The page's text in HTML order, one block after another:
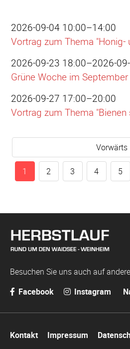
2026-09-04 10:00–14:00
Vortrag zum Thema "Honig-
2026-09-23 18:00–2026-
Grüne Woche im September
2026-09-27 17:00–20:00
Vortrag zum Thema "Bienen
Vorwärts
1 2 3 4 5
Besuchen Sie uns auch auf
Facebook
Instagram
überspringen
Kontakt Impressum